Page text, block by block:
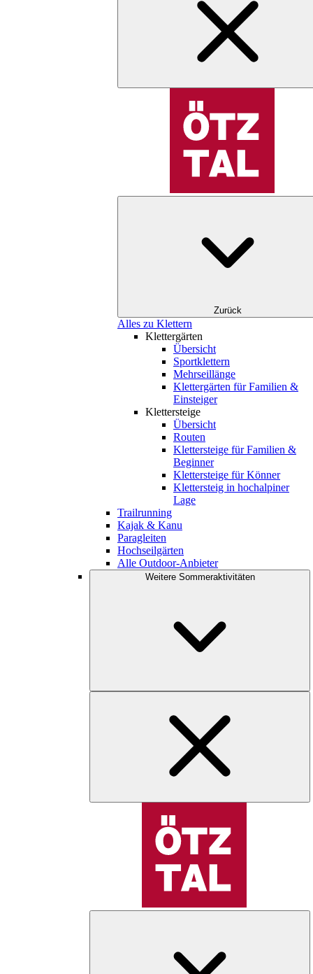
Zurück
Alles zu Klettern
Klettergärten
Übersicht
Sportklettern
Mehrseillänge
Klettergärten für Familien &
Einsteiger
Klettersteige
Übersicht
Routen
Klettersteige für Familien &
Beginner
Klettersteige für Könner
Klettersteig in hochalpiner
Lage
Trailrunning
Kajak & Kanu
Paragleiten
Hochseilgärten
Alle Outdoor-Anbieter
Weitere Sommeraktivitäten